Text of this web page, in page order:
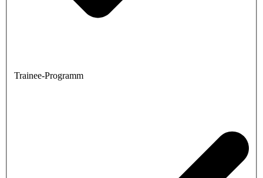
Trainee-Programm